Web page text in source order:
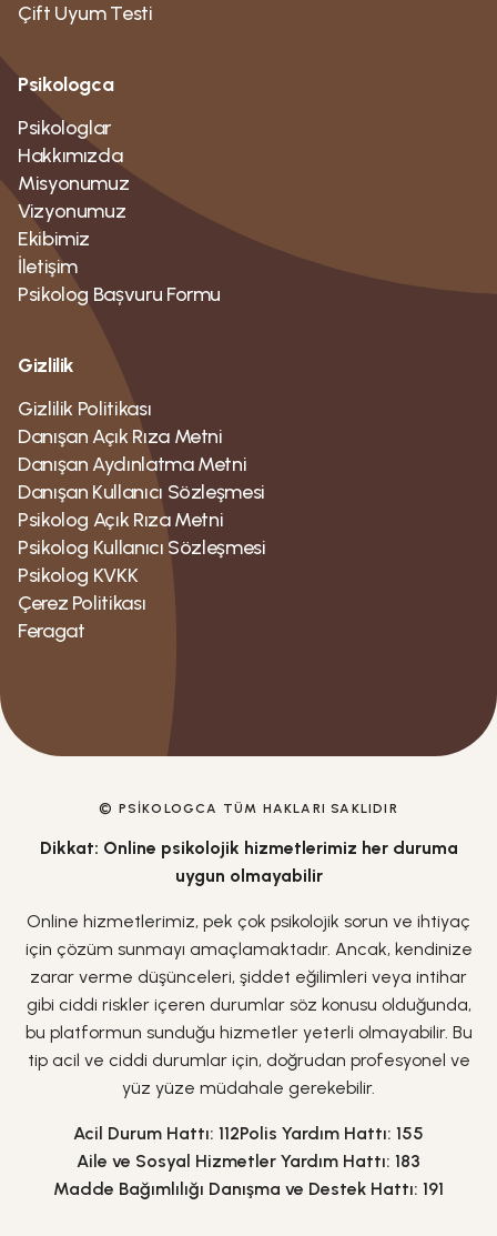
Çift Uyum Testi
Psikologca
Psikologlar
Hakkımızda
Misyonumuz
Vizyonumuz
Ekibimiz
İletişim
Psikolog Bașvuru Formu
Gizlilik
Gizlilik Politikası
Danışan Açık Rıza Metni
Danışan Aydınlatma Metni
Danışan Kullanıcı Sözleşmesi
Psikolog Açık Rıza Metni
Psikolog Kullanıcı Sözleşmesi
Psikolog KVKK
Çerez Politikası
Feragat
© PSIKOLOGCA TÜM HAKLARI SAKLIDIR
Dikkat: Online psikolojik hizmetlerimiz her duruma
uygun olmayabilir
Online hizmetlerimiz, pek çok psikolojik sorun ve ihtiyaç
için çözüm sunmayı amaçlamaktadır. Ancak, kendinize
zarar verme düşünceleri, şiddet eğilimleri veya intihar
gibi ciddi riskler içeren durumlar söz konusu olduğunda,
bu platformun sunduğu hizmetler yeterli olmayabilir. Bu
tip acil ve ciddi durumlar için, doğrudan profesyonel ve
yüz yüze müdahale gerekebilir.
Acil Durum Hattı: 112Polis Yardım Hattı: 155
Aile ve Sosyal Hizmetler Yardım Hattı: 183
Madde Bağımlılığı Danışma ve Destek Hattı: 191